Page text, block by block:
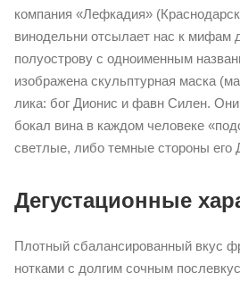
компания «Лефкадия»
винодельни отсылает нас к мифам
полуострову с одноименным
изображена скульптурная маска
лика: бог Дионис и фавн Силен.
бокал вина в каждом человеке
светлые, либо темные стороны его
Дегустационные
Плотный сбалансированный вкус
нотками с долгим сочным